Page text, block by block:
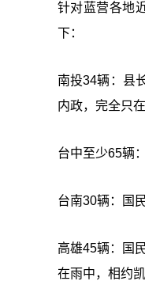
针对蓝营各地
下：
南投34辆：县
内政，完全只
台中至少65辆
台南30辆：国
高雄45辆：国
在雨中，相约